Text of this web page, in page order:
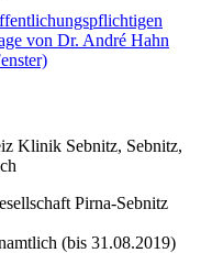
von Dr. André Hahn
Klinik Sebnitz, Sebnitz,
Pirna-Sebnitz
(bis 31.08.2019)